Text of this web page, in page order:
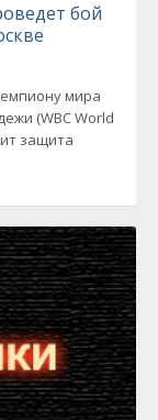
бой
мира
(WBC World
защита